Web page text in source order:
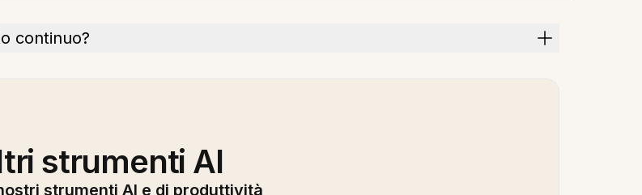
continuo?
strumenti AI
strumenti AI e di produttività